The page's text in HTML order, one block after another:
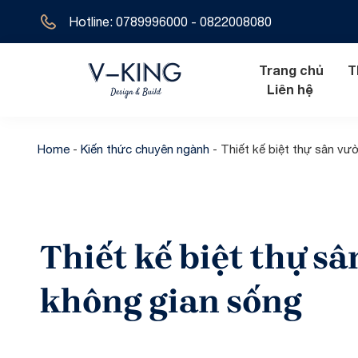
Hotline: 0789996000 - 0822008080
Trang chủ
Biệt thự cổ
Biệt thự 1 tầng
Nội thất cổ
Liên hệ
Home- Kiến thức chuyên ngành - Thiết kế biệt thự sân
Thiết kế biệt thự
không gian sống